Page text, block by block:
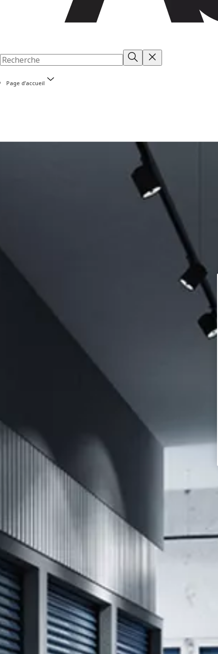
Page d’accueil